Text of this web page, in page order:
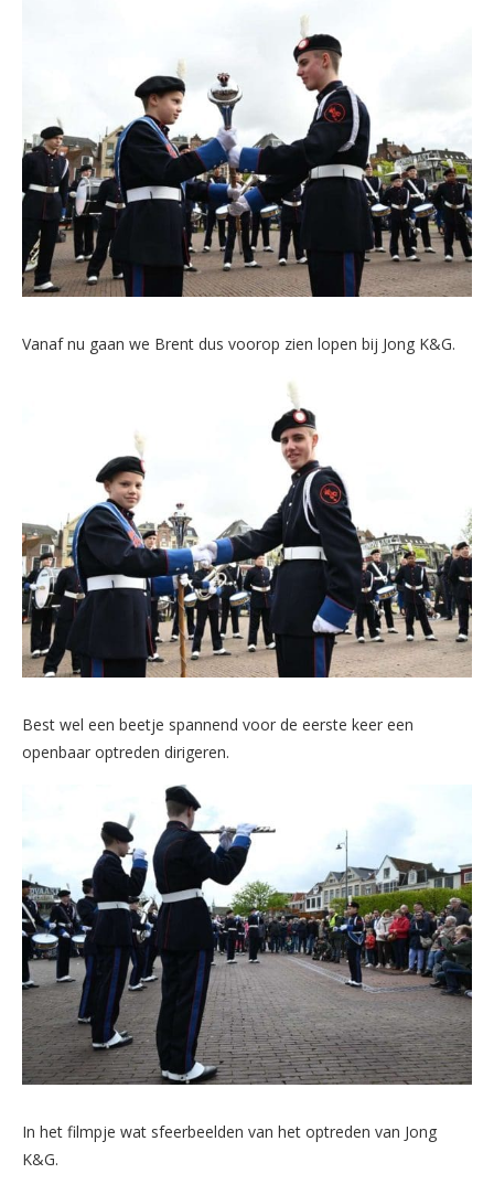
Vanaf nu gaan we Brent dus voorop zien lopen bij Jong K&G.
Best wel een beetje spannend voor de eerste keer een
openbaar optreden dirigeren.
In het filmpje wat sfeerbeelden van het optreden van Jong
K&G.